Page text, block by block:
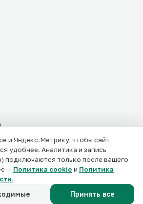
· ИНН 519041916737
© 2025–2026 СММ АЙБРО
и Яндекс.Метрику, чтобы сайт
удобнее. Аналитика и запись
подключаются только после вашего
— Политика cookie и Политика
.
Принять все